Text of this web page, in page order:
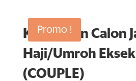
Promo !
Kesehatan Calon
Haji/Umroh
(COUPLE)